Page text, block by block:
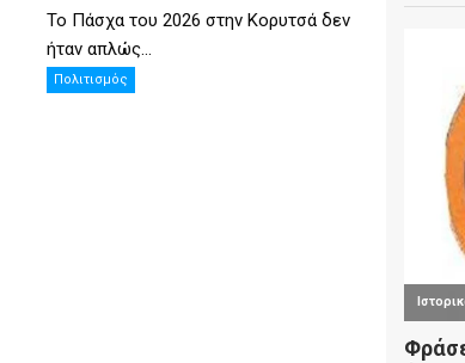
Το Πάσχα του 2026 στην Κορυτσά δεν
ήταν απλώς...
Πολιτισμός